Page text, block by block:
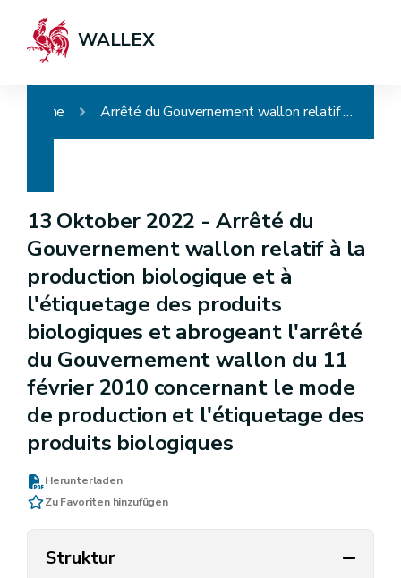
WALLEX
Home Arrêté du Gouvernement wallon relatif à la production biologique et à l'étiquetage des produits biologiques et abrogeant l'arrêté du Gouvernement wallon du 11 février 2010 concernant le mode de production et l'étiquetage des produits biologiques
13 Oktober 2022 - Arrêté du
Gouvernement wallon relatif à la
production biologique et à
l'étiquetage des produits
biologiques et abrogeant l'arrêté
du Gouvernement wallon du 11
février 2010 concernant le mode
de production et l'étiquetage des
produits biologiques
Herunterladen
Zu Favoriten hinzufügen
Struktur